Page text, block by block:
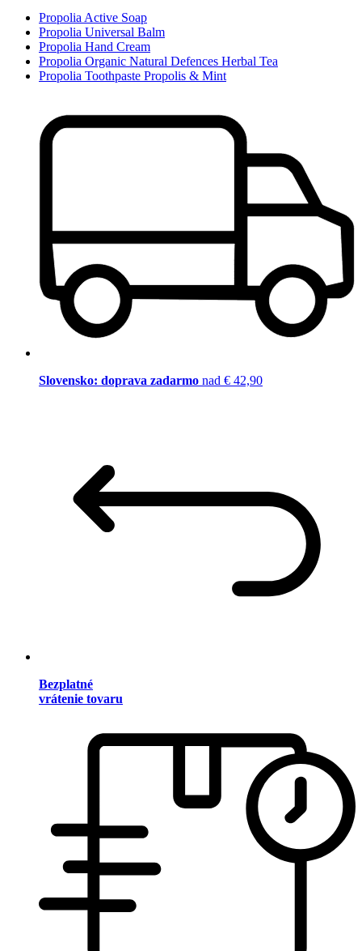
Propolia Active Soap
Propolia Universal Balm
Propolia Hand Cream
Propolia Organic Natural Defences Herbal Tea
Propolia Toothpaste Propolis & Mint
Slovensko: doprava zadarmo nad € 42,90
Bezplatné
vrátenie tovaru